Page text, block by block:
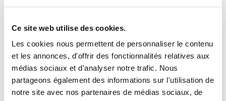
Ce site web utilise des cookies.
Les cookies nous permettent de personnaliser le contenu
et les annonces, d'offrir des fonctionnalités relatives aux
médias sociaux et d'analyser notre trafic. Nous
partageons également des informations sur l'utilisation de
notre site avec nos partenaires de médias sociaux, de
-10%